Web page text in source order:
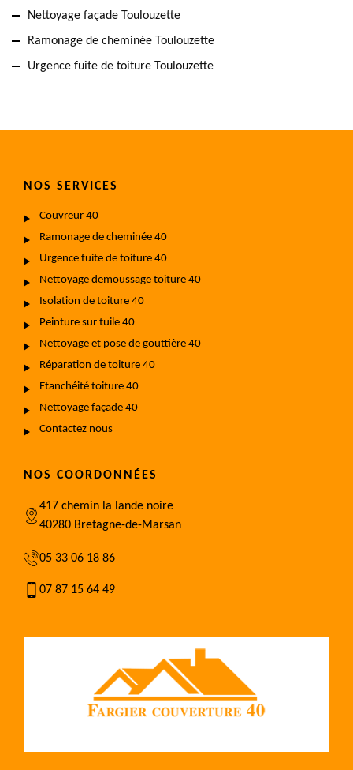
Nettoyage façade Toulouzette
Ramonage de cheminée Toulouzette
Urgence fuite de toiture Toulouzette
NOS SERVICES
Couvreur 40
Ramonage de cheminée 40
Urgence fuite de toiture 40
Nettoyage demoussage toiture 40
Isolation de toiture 40
Peinture sur tuile 40
Nettoyage et pose de gouttière 40
Réparation de toiture 40
Etanchéité toiture 40
Nettoyage façade 40
Contactez nous
NOS COORDONNÉES
417 chemin la lande noire
40280 Bretagne-de-Marsan
05 33 06 18 86
07 87 15 64 49